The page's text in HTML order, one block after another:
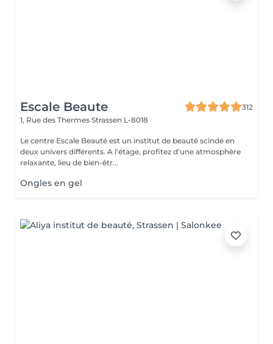
Escale Beaute
312
1, Rue des Thermes Strassen L-8018
Le centre Escale Beauté est un institut de beauté scindé en
deux univers différents. A l'étage, profitez d'une atmosphère
relaxante, lieu de bien-êtr...
Ongles en gel